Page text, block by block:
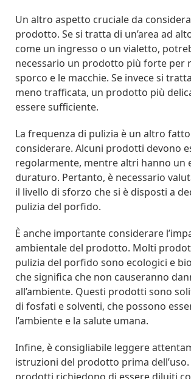
Un altro aspetto cruciale da
prodotto. Se si tratta di un’area ad
come un ingresso o un vialetto,
necessario un prodotto più forte per
sporco e le macchie. Se invece si
meno trafficata, un prodotto più
essere sufficiente.
La frequenza di pulizia è un altro
considerare. Alcuni prodotti devono
regolarmente, mentre altri hanno un
duraturo. Pertanto, è necessario
il livello di sforzo che si è disposti a
pulizia del porfido.
È anche importante considerare
ambientale del prodotto. Molti
pulizia del porfido sono ecologici e
che significa che non causeranno
all’ambiente. Questi prodotti sono
di fosfati e solventi, che possono
l’ambiente e la salute umana.
Infine, è consigliabile leggere
istruzioni del prodotto prima dell’uso.